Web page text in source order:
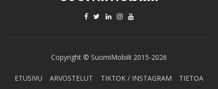
Copyright © SuomiMobiili 2015-2026
ETUSIVU ARVOSTELUT TIKTOK / INSTAGRAM TIETOA